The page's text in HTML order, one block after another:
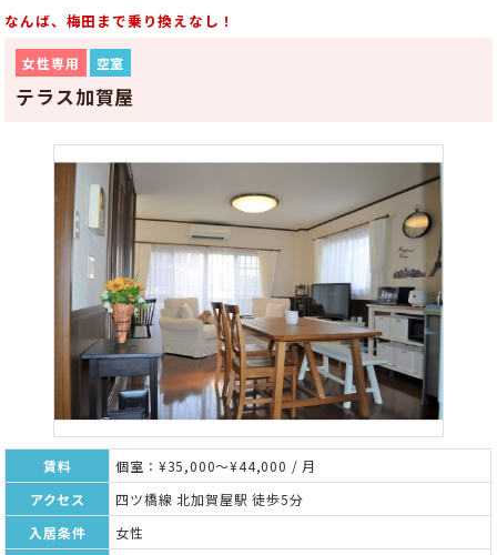
なんば、梅田まで乗り換えなし！
女性専用 空室
テラス加賀屋
賃料
個室：¥35,000～¥44,000 / 月
アクセス
四ツ橋線 北加賀屋駅 徒歩5分
入居条件
女性